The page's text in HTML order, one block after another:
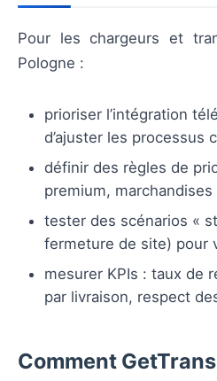
Pour les chargeurs et
Pologne :
prioriser l’intégration
d’ajuster les processus
définir des règles de
premium,
tester des scénarios «
fermeture de site) pour
mesurer KPIs : taux de
par livraison, respect
Comment